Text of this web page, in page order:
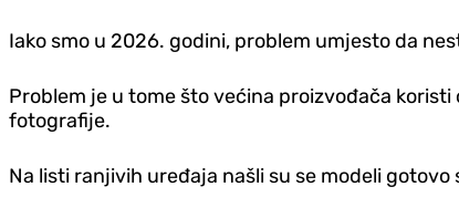
Iako smo u 2026. godini, problem umjesto da
Problem je u tome što većina proizvođača
fotografije.
Na listi ranjivih uređaja našli su se modeli gotovo